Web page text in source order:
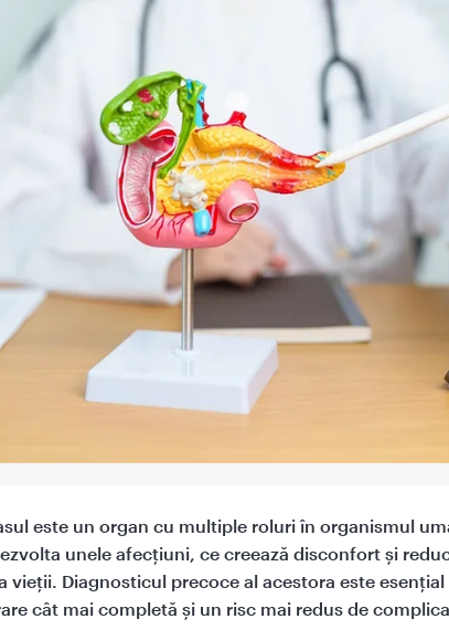
Wikimedica Sanatatea femeii
este un organ cu multiple roluri în organismul
unele afecțiuni, ce creează disconfort și
vieții. Diagnosticul precoce al acestora este
cât mai completă și un risc mai redus de